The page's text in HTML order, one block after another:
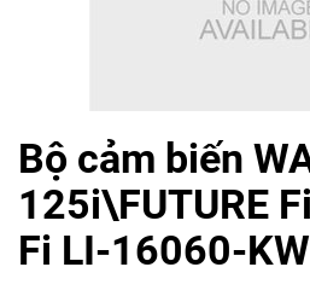
Bộ cảm biến
125i\FUTURE
Fi LI-16060-